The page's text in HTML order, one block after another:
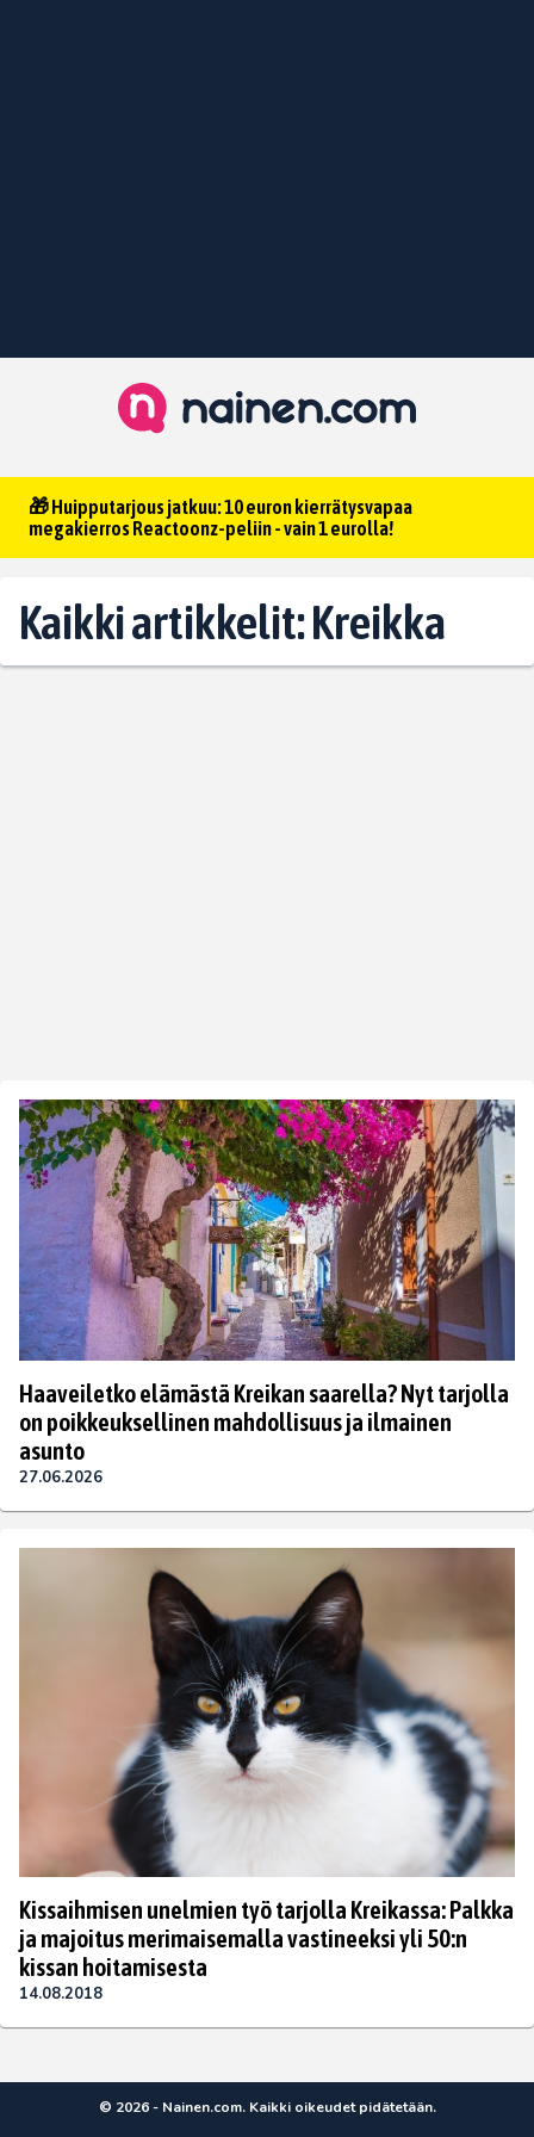
🎁 Huipputarjous jatkuu: 10 euron kierrätysvapaa
megakierros Reactoonz-peliin - vain 1 eurolla!
Kaikki artikkelit: Kreikka
Haaveiletko elämästä Kreikan saarella? Nyt tarjolla
on poikkeuksellinen mahdollisuus ja ilmainen
asunto
27.06.2026
Kissaihmisen unelmien työ tarjolla Kreikassa: Palkka
ja majoitus merimaisemalla vastineeksi yli 50:n
kissan hoitamisesta
14.08.2018
© 2026 - Nainen.com. Kaikki oikeudet pidätetään.